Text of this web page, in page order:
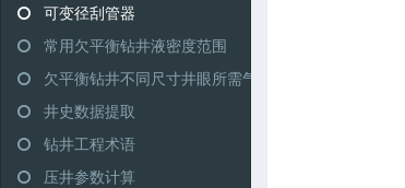
可变径刮管器
常用欠平衡钻井液密度范围
欠平衡钻井不同尺寸井眼所需气量推荐
井史数据提取
钻井工程术语
压井参数计算